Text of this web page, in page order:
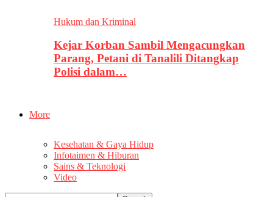
Hukum dan Kriminal
Kejar Korban Sambil Mengacungkan
Parang, Petani di Tanalili Ditangkap
Polisi dalam…
More
Kesehatan & Gaya Hidup
Infotaimen & Hiburan
Sains & Teknologi
Video